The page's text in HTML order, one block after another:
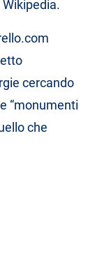
cercando
“monumenti
che